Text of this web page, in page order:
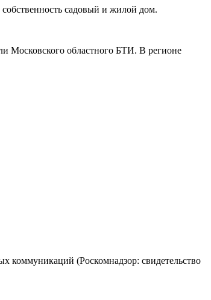
садовый и жилой дом.
Московского областного БТИ. В регионе
коммуникаций (Роскомнадзор: свидетельство